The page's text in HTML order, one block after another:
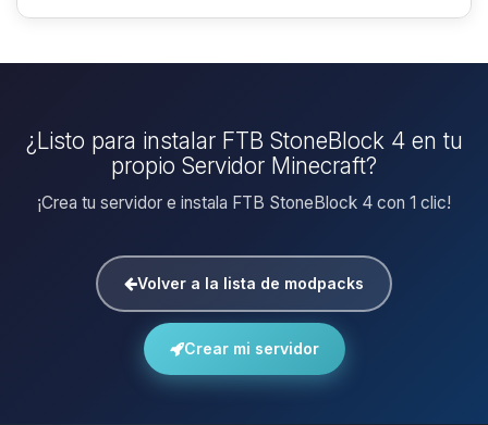
¿Listo para instalar FTB StoneBlock 4 en tu
propio Servidor Minecraft?
¡Crea tu servidor e instala FTB StoneBlock 4 con 1 clic!
Volver a la lista de modpacks
Crear mi servidor